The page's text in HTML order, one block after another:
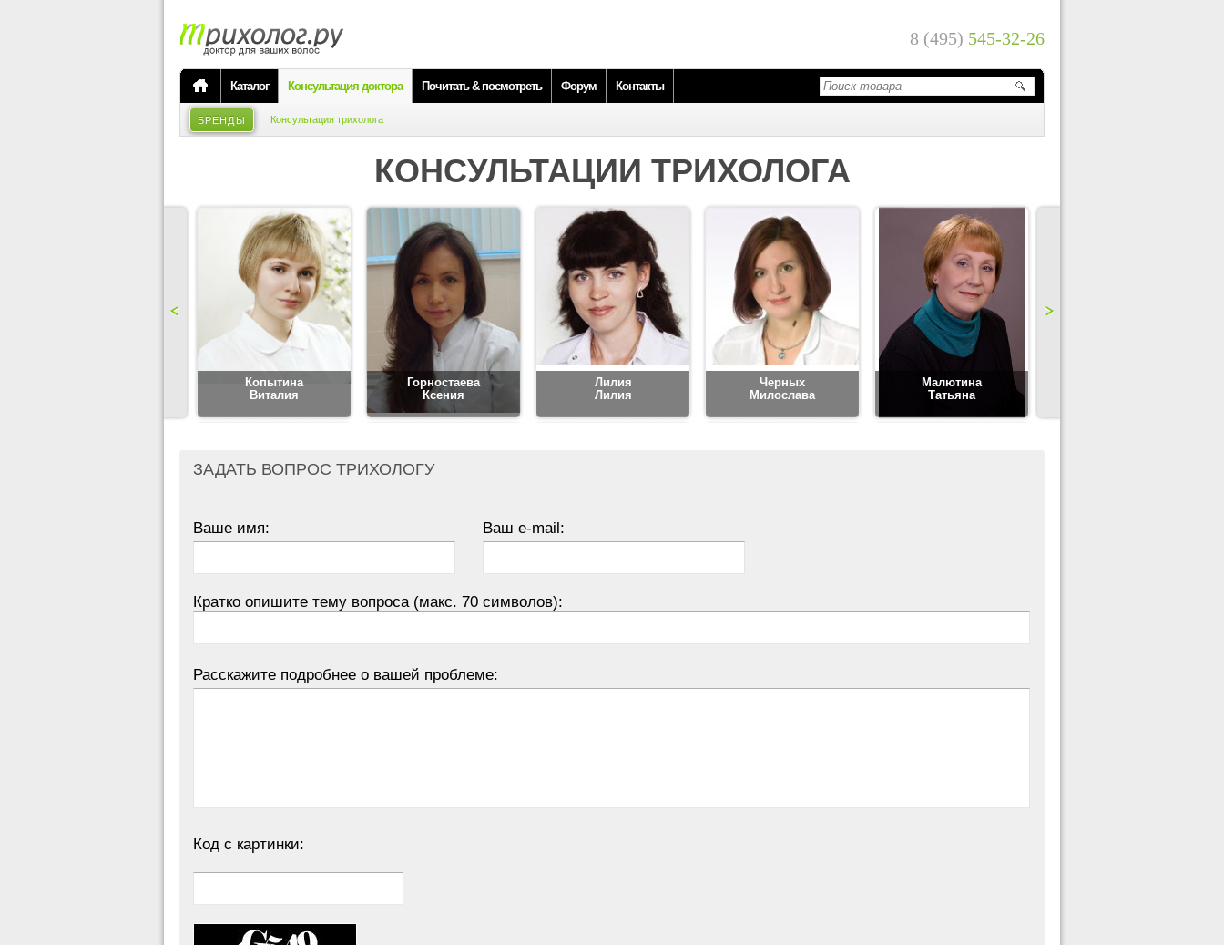
8 (495) 545-32-26
Каталог Консультация доктора Почитать & посмотреть Форум Контакты
БРЕНДЫ Консультация трихолога
КОНСУЛЬТАЦИИ ТРИХОЛОГА
Копытина
Виталия
Горностаева
Ксения
Лилия
Лилия
Черных
Милослава
Малютина
Татьяна
ЗАДАТЬ ВОПРОС ТРИХОЛОГУ
Ваше имя: Ваш e-mail:
Кратко опишите тему вопроса (макс. 70 символов):
Расскажите подробнее о вашей проблеме:
Код с картинки: